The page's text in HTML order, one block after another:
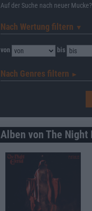
Auf der Suche nach neuer
Nach Wertung filtern ▼︎
von bis
Nach Genres filtern ►︎
Alben von The Night